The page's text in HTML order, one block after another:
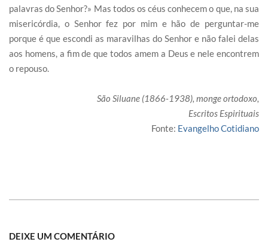
palavras do Senhor?» Mas todos os céus conhecem o que, na sua
misericórdia, o Senhor fez por mim e hão de perguntar-me
porque é que escondi as maravilhas do Senhor e não falei delas
aos homens, a fim de que todos amem a Deus e nele encontrem
o repouso.
São Siluane (1866-1938), monge ortodoxo,
Escritos Espirituais
Fonte: Evangelho Cotidiano
DEIXE UM COMENTÁRIO